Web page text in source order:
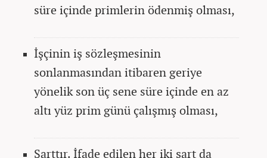
süre içinde primlerin ödenmiş olması,
İşçinin iş sözleşmesinin
sonlanmasından itibaren geriye
yönelik son üç sene süre içinde en az
altı yüz prim günü çalışmış olması,
Şarttır. İfade edilen her iki şart da